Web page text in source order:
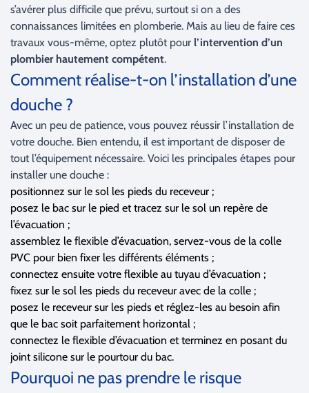
s’avérer plus difficile que prévu, surtout si on a des
connaissances limitées en plomberie. Mais au lieu de faire ces
travaux vous-même, optez plutôt pour l’intervention d’un
plombier hautement compétent.
Comment réalise-t-on l’installation d’une
douche ?
Avec un peu de patience, vous pouvez réussir l’installation de
votre douche. Bien entendu, il est important de disposer de
tout l’équipement nécessaire. Voici les principales étapes pour
installer une douche :
positionnez sur le sol les pieds du receveur ;
posez le bac sur le pied et tracez sur le sol un repère de
l’évacuation ;
assemblez le flexible d’évacuation, servez-vous de la colle
PVC pour bien fixer les différents éléments ;
connectez ensuite votre flexible au tuyau d’évacuation ;
fixez sur le sol les pieds du receveur avec de la colle ;
posez le receveur sur les pieds et réglez-les au besoin afin
que le bac soit parfaitement horizontal ;
connectez le flexible d’évacuation et terminez en posant du
joint silicone sur le pourtour du bac.
Pourquoi ne pas prendre le risque